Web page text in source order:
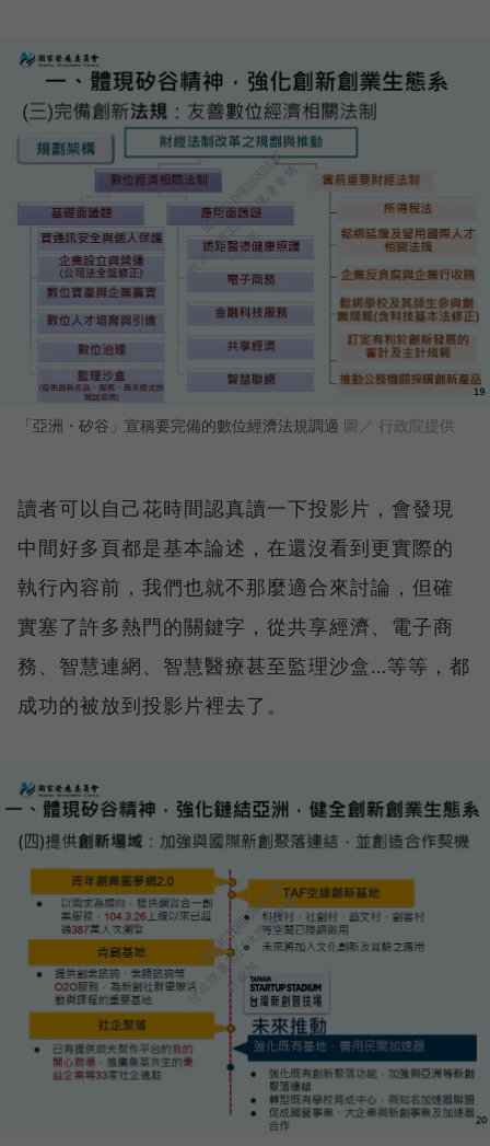
「亞洲・矽谷」宣稱要完備的數位經濟法規調適 圖／ 行政院提供
讀者可以自己花時間認真讀一下投影片，會發現
中間好多頁都是基本論述，在還沒看到更實際的
執行內容前，我們也就不那麼適合來討論，但確
實塞了許多熱門的關鍵字，從共享經濟、電子商
務、智慧連網、智慧醫療甚至監理沙盒…等等，都
成功的被放到投影片裡去了。